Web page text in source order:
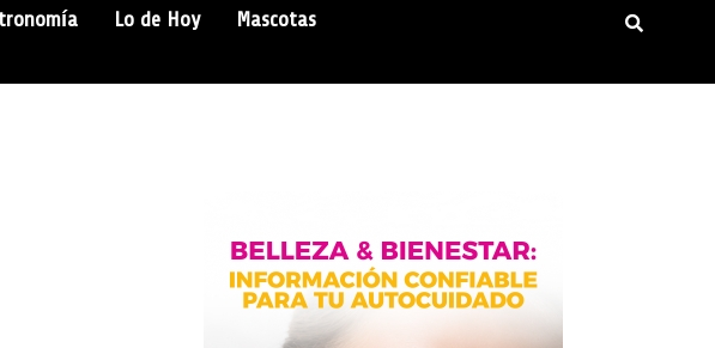
Lo de Hoy
Mascotas